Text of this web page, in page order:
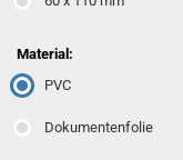
Material:
PVC
Dokumentenfolie